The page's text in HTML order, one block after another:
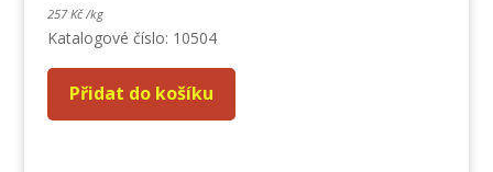
257Kč /kg
Katalogové číslo: 10504
Přidat do košíku